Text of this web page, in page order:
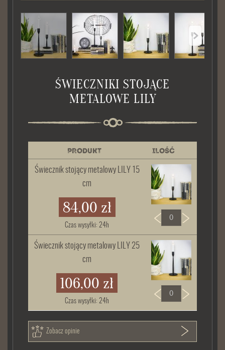
ŚWIECZNIKI STOJĄCE
METALOWE LILY
PRODUKT ILOŚĆ
Świecznik stojący metalowy LILY 15
cm
84,00 zł
Czas wysyłki: 24h
Świecznik stojący metalowy LILY 25
cm
106,00 zł
Czas wysyłki: 24h
Zobacz opinie